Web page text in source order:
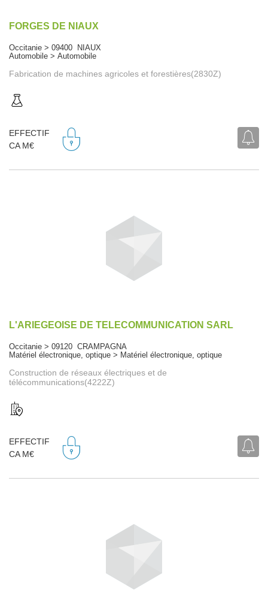
FORGES DE NIAUX
Occitanie > 09400 NIAUX
Automobile > Automobile
Fabrication de machines agricoles et forestières(2830Z)
EFFECTIF
CA M€
L'ARIEGEOISE DE TELECOMMUNICATION SARL
Occitanie > 09120 CRAMPAGNA
Matériel électronique, optique > Matériel électronique, optique
Construction de réseaux électriques et de
télécommunications(4222Z)
EFFECTIF
CA M€